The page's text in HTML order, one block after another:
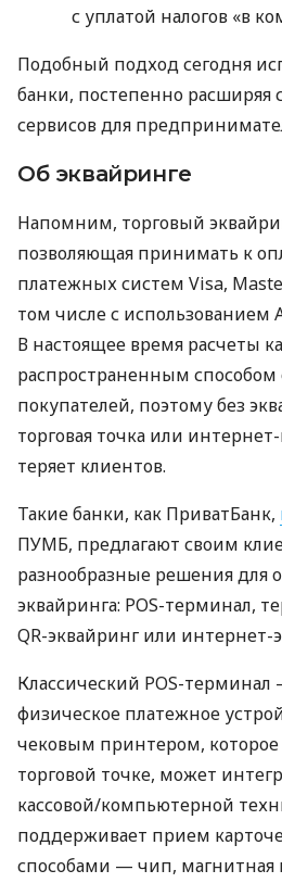
с уплатой налогов «в
Подобный подход сегодня
банки, постепенно расширяя
сервисов для
Об эквайринге
Напомним, торговый
позволяющая принимать к
платежных систем Visa,
том числе с использованием
В настоящее время расчеты
распространенным
покупателей, поэтому без
торговая точка или
теряет клиентов.
Такие банки, как ПриватБанк,
ПУМБ, предлагают своим
разнообразные решения для
эквайринга: POS-терминал,
QR-эквайринг или интернет-
Классический POS-терминал
физическое платежное
чековым принтером, которое
торговой точке, может
кассовой/компьютерной
поддерживает прием
способами — чип, магнитная